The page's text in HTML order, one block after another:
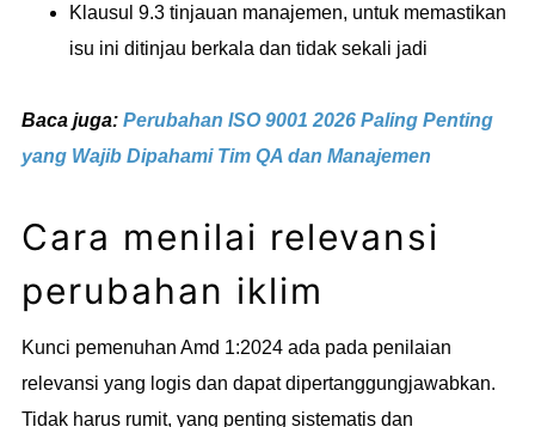
Klausul 9.3 tinjauan manajemen, untuk memastikan
isu ini ditinjau berkala dan tidak sekali jadi
Baca juga: Perubahan ISO 9001 2026 Paling Penting
yang Wajib Dipahami Tim QA dan Manajemen
Cara menilai relevansi
perubahan iklim
Kunci pemenuhan Amd 1:2024 ada pada penilaian
relevansi yang logis dan dapat dipertanggungjawabkan.
Tidak harus rumit, yang penting sistematis dan